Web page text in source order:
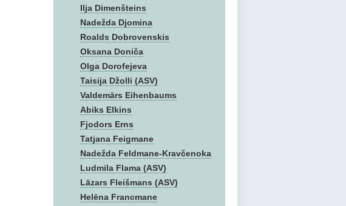
Ilja Dimenšteins
Nadežda Djomina
Roalds Dobrovenskis
Oksana Doniča
Olga Dorofejeva
Taisija Džolli (ASV)
Valdemārs Eihenbaums
Abiks Elkins
Fjodors Erns
Tatjana Feigmane
Nadežda Feldmane-Kravčenoka
Ludmila Flama (ASV)
Lāzars Fleišmans (ASV)
Helēna Francmane